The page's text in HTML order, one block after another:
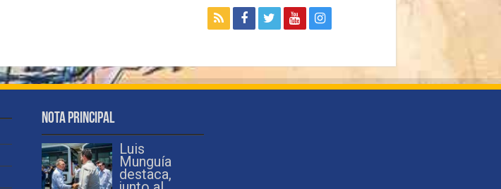
Nota Principal
Luis
Munguía
destaca,